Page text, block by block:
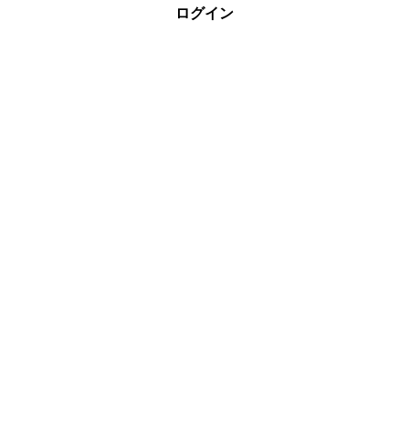
ログイン